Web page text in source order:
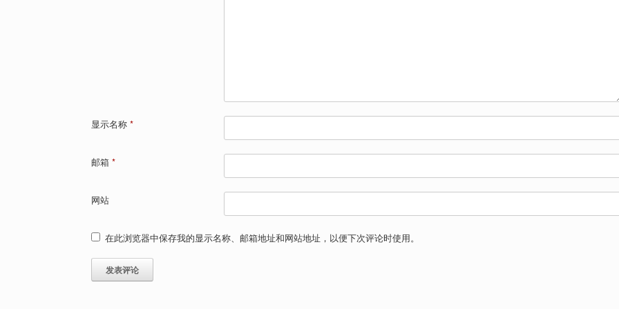
显示名称 *
邮箱 *
网站
在此浏览器中保存我的显示名称、邮箱地址和网站地址，以便下次评论时使用。